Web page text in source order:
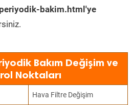
bakim.html'ye
Bakım Değişim ve
Noktaları
Hava Filtre Değişim